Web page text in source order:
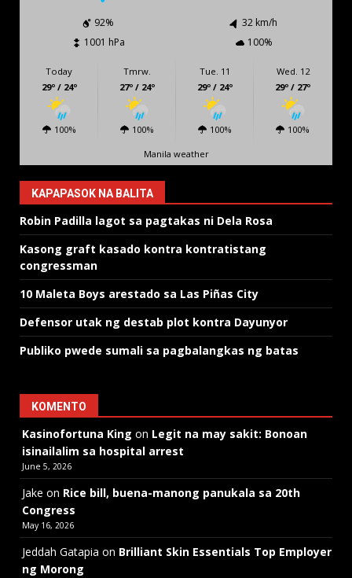
92%
32 km/h
1001 hPa
100%
Today
29º / 24º
100%
Tmrw.
27º / 24º
100%
Tue. 11
29º / 24º
100%
Wed. 12
29º / 27º
100%
Manila weather
KAPAPASOK NA BALITA
Robin Padilla lagot sa pagtakas ni Dela Rosa
Kasong graft kasado kontra kontratistang
congressman
10 Maleta Boys arestado sa Las Piñas City
Defensor utak ng destab plot kontra Dayunyor
Publiko pwede sumali sa pagbalangkas ng batas
KOMENTO
Kasinofortuna King on Legit na may sakit: Bonoan
isinailalim sa hospital arrest
June 5, 2026
Jake on Rice bill, buena-manong panukala sa 20th
Congress
May 16, 2026
Jeddah Gatapia on Brilliant Skin Essentials Top Employer
ng Morong